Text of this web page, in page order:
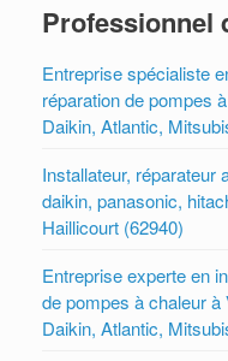
Professionnel
Entreprise spécialiste
réparation de pompes
Daikin, Atlantic,
Installateur, réparateur
daikin, panasonic,
Haillicourt (62940)
Entreprise experte en
de pompes à chaleur
Daikin, Atlantic,